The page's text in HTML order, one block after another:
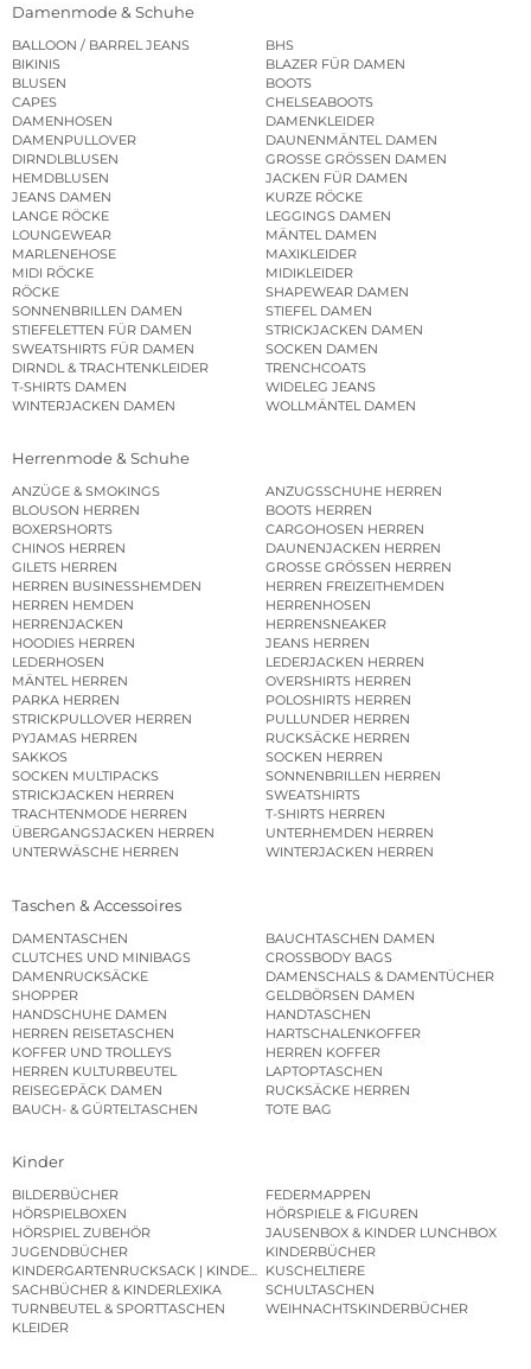
Damenmode & Schuhe
BALLOON / BARREL JEANS
BHS
BIKINIS
BLAZER FÜR DAMEN
BLUSEN
BOOTS
CAPES
CHELSEABOOTS
DAMENHOSEN
DAMENKLEIDER
DAMENPULLOVER
DAUNENMÄNTEL DAMEN
DIRNDLBLUSEN
GROSSE GRÖSSEN DAMEN
HEMDBLUSEN
JACKEN FÜR DAMEN
JEANS DAMEN
KURZE RÖCKE
LANGE RÖCKE
LEGGINGS DAMEN
LOUNGEWEAR
MÄNTEL DAMEN
MARLENEHOSE
MAXIKLEIDER
MIDI RÖCKE
MIDIKLEIDER
RÖCKE
SHAPEWEAR DAMEN
SONNENBRILLEN DAMEN
STIEFEL DAMEN
STIEFELETTEN FÜR DAMEN
STRICKJACKEN DAMEN
SWEATSHIRTS FÜR DAMEN
SOCKEN DAMEN
DIRNDL & TRACHTENKLEIDER
TRENCHCOATS
T-SHIRTS DAMEN
WIDELEG JEANS
WINTERJACKEN DAMEN
WOLLMÄNTEL DAMEN
Herrenmode & Schuhe
ANZÜGE & SMOKINGS
ANZUGSSCHUHE HERREN
BLOUSON HERREN
BOOTS HERREN
BOXERSHORTS
CARGOHOSEN HERREN
CHINOS HERREN
DAUNENJACKEN HERREN
GILETS HERREN
GROSSE GRÖSSEN HERREN
HERREN BUSINESSHEMDEN
HERREN FREIZEITHEMDEN
HERREN HEMDEN
HERRENHOSEN
HERRENJACKEN
HERRENSNEAKER
HOODIES HERREN
JEANS HERREN
LEDERHOSEN
LEDERJACKEN HERREN
MÄNTEL HERREN
OVERSHIRTS HERREN
PARKA HERREN
POLOSHIRTS HERREN
STRICKPULLOVER HERREN
PULLUNDER HERREN
PYJAMAS HERREN
RUCKSÄCKE HERREN
SAKKOS
SOCKEN HERREN
SOCKEN MULTIPACKS
SONNENBRILLEN HERREN
STRICKJACKEN HERREN
SWEATSHIRTS
TRACHTENMODE HERREN
T-SHIRTS HERREN
ÜBERGANGSJACKEN HERREN
UNTERHEMDEN HERREN
UNTERWÄSCHE HERREN
WINTERJACKEN HERREN
Taschen & Accessoires
DAMENTASCHEN
BAUCHTASCHEN DAMEN
CLUTCHES UND MINIBAGS
CROSSBODY BAGS
DAMENRUCKSÄCKE
DAMENSCHALS & DAMENTÜCHER
SHOPPER
GELDBÖRSEN DAMEN
HANDSCHUHE DAMEN
HANDTASCHEN
HERREN REISETASCHEN
HARTSCHALENKOFFER
KOFFER UND TROLLEYS
HERREN KOFFER
HERREN KULTURBEUTEL
LAPTOPTASCHEN
REISEGEPÄCK DAMEN
RUCKSÄCKE HERREN
BAUCH- & GÜRTELTASCHEN
TOTE BAG
Kinder
BILDERBÜCHER
FEDERMAPPEN
HÖRSPIELBOXEN
HÖRSPIELE & FIGUREN
HÖRSPIEL ZUBEHÖR
JAUSENBOX & KINDER LUNCHBOX
JUGENDBÜCHER
KINDERBÜCHER
KINDERGARTENRUCKSACK | KINDERGARTENBEUTEL
KUSCHELTIERE
SACHBÜCHER & KINDERLEXIKA
SCHULTASCHEN
TURNBEUTEL & SPORTTASCHEN
WEIHNACHTSKINDERBÜCHER
KLEIDER